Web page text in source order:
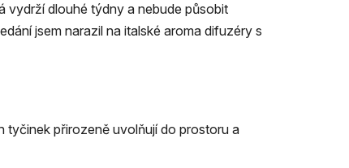
vydrží dlouhé týdny a nebude působit
jsem narazil na italské aroma difuzéry s
tyčinek přirozeně uvolňují do prostoru a